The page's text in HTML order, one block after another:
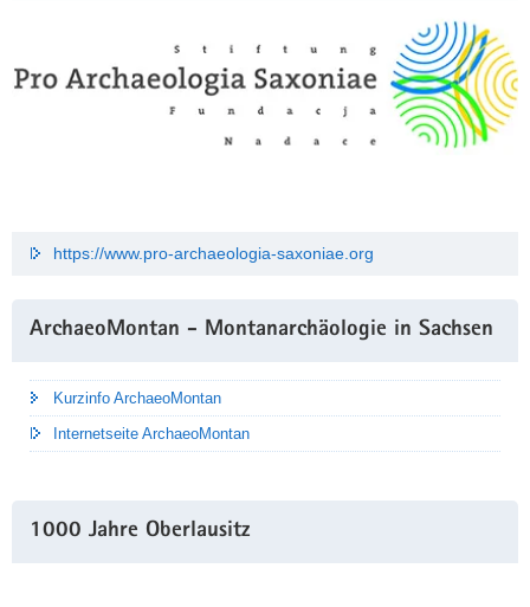
https://www.pro-archaeologia-saxoniae.org
ArchaeoMontan - Montanarchäologie in Sachsen
Kurzinfo ArchaeoMontan
Internetseite ArchaeoMontan
1000 Jahre Oberlausitz